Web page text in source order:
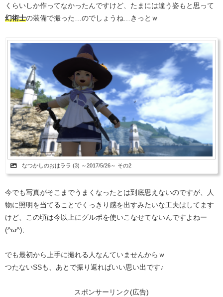
くらいしか作ってなかったんですけど、たまには違う姿もと思って
幻術士の装備で撮った…のでしょうね…きっとｗ
なつかしのおはララ (3) ～2017/5/26～ その2
今でも写真がそこまでうまくなったとは到底思えないのですが、人
物に照明を当てることでくっきり感を出すみたいな工夫はしてます
けど、この頃は今以上にグルポを使いこなせてないんですよねー
(^ω^);
でも最初から上手に撮れる人なんていませんからｗ
つたないSSも、あとで振り返ればいい思い出です♪
スポンサーリンク(広告)